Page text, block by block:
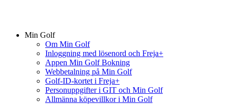
Min Golf
Om Min Golf
Inloggning med lösenord och Freja+
Appen Min Golf Bokning
Webbetalning på Min Golf
Golf-ID-kortet i Freja+
Personuppgifter i GIT och Min Golf
Allmänna köpevillkor i Min Golf